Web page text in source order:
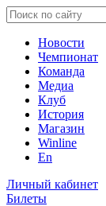
Новости
Чемпионат
Команда
Медиа
Клуб
История
Магазин
Winline
En
Личный кабинет
Билеты